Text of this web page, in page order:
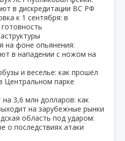
в дискредитации ВС РФ
к 1 сентября: в
на фоне опьянения:
в нападении с ножом на
и веселье: как прошёл
Центральном парке
на 3,6 млн долларов: как
на зарубежные рынки
область под ударом:
о последствиях атаки